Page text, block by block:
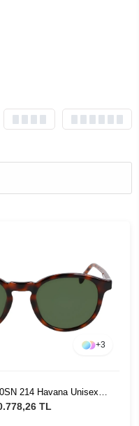
+3
214 Havana Unisex
Gözlüğü
TL